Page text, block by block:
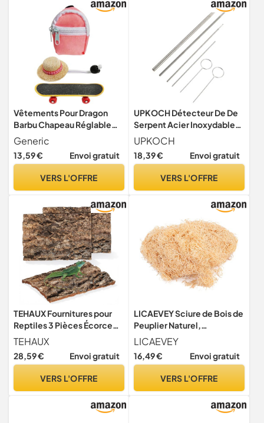
Vêtements Pour Dragon
Barbu Chapeau Réglable
Fournitures Pour Reptiles
Generic
13,59 € Envoi gratuit
VERS L'OFFRE
UPKOCH Détecteur De De
Serpent Acier Inoxydable
pour Sexage Fournitures
pour Reptiles
UPKOCH
18,39 € Envoi gratuit
VERS L'OFFRE
TEHAUX Fournitures pour
Reptiles 3 Pièces Écorce
d'arbre Réaliste pour
Terrarium, Plateforme
d'escalade et Repos pour
TEHAUX
28,59 € Envoi gratuit
VERS L'OFFRE
LICAEVEY Sciure de Bois de
Peuplier Naturel,
Fournitures pour Reptiles,
Tapis d'escalade Sûr pour
Serpent et Lézard, Soie de
(400g)
LICAEVEY
16,49 € Envoi gratuit
VERS L'OFFRE